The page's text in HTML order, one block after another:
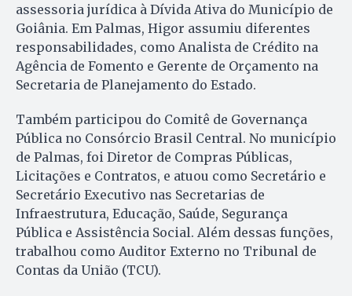
assessoria jurídica à Dívida Ativa do Município de
Goiânia. Em Palmas, Higor assumiu diferentes
responsabilidades, como Analista de Crédito na
Agência de Fomento e Gerente de Orçamento na
Secretaria de Planejamento do Estado.
Também participou do Comitê de Governança
Pública no Consórcio Brasil Central. No município
de Palmas, foi Diretor de Compras Públicas,
Licitações e Contratos, e atuou como Secretário e
Secretário Executivo nas Secretarias de
Infraestrutura, Educação, Saúde, Segurança
Pública e Assistência Social. Além dessas funções,
trabalhou como Auditor Externo no Tribunal de
Contas da União (TCU).